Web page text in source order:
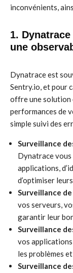
inconvénients,
1.
une
Dynatrace est
Sentry.io, et pour
offre une solution
performances de
simple suivi des
Surveillance
Dynatrace vous
applications,
d’optimiser
Surveillance
vos serveurs,
garantir leur
Surveillance
vos
les problèmes
Surveillance